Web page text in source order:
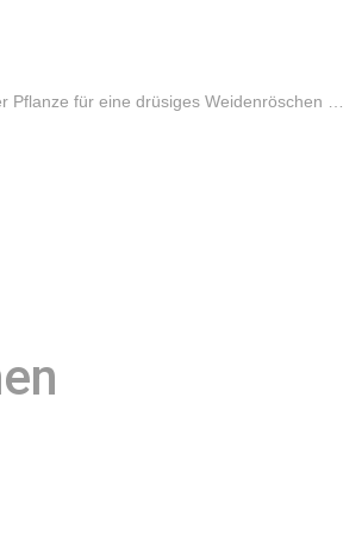
Pflanze für eine drüsiges Weidenröschen …